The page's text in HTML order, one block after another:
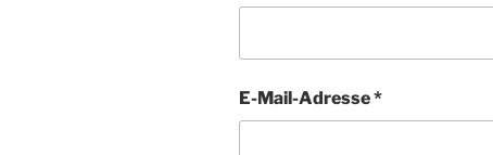
E-Mail-Adresse*